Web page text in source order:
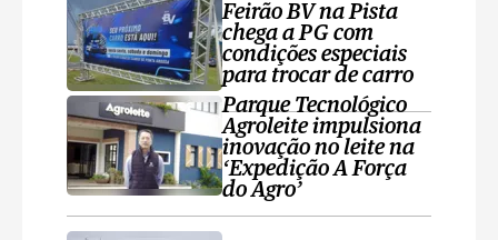
Feirão BV na Pista
chega a PG com
condições especiais
para trocar de carro
Parque Tecnológico
Agroleite impulsiona
inovação no leite na
‘Expedição A Força
do Agro’